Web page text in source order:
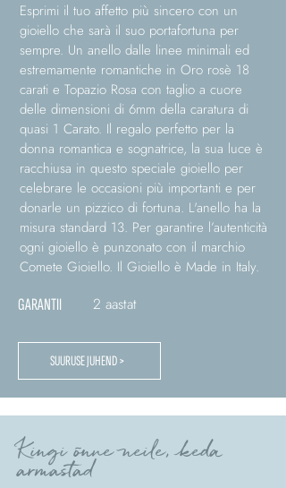
Esprimi il tuo affetto più sincero con un
gioiello che sarà il suo portafortuna per
sempre. Un anello dalle linee minimali ed
estremamente romantiche in Oro rosè 18
carati e Topazio Rosa con taglio a cuore
delle dimensioni di 6mm della caratura di
quasi 1 Carato. Il regalo perfetto per la
donna romantica e sognatrice, la sua luce è
racchiusa in questo speciale gioiello per
celebrare le occasioni più importanti e per
donarle un pizzico di fortuna. L'anello ha la
misura standard 13. Per garantire l’autenticità
ogni gioiello è punzonato con il marchio
Comete Gioiello. Il Gioiello è Made in Italy.
GARANTII 2 aastat
SUURUSE JUHEND >
Kingi õnne neile, keda
armastad